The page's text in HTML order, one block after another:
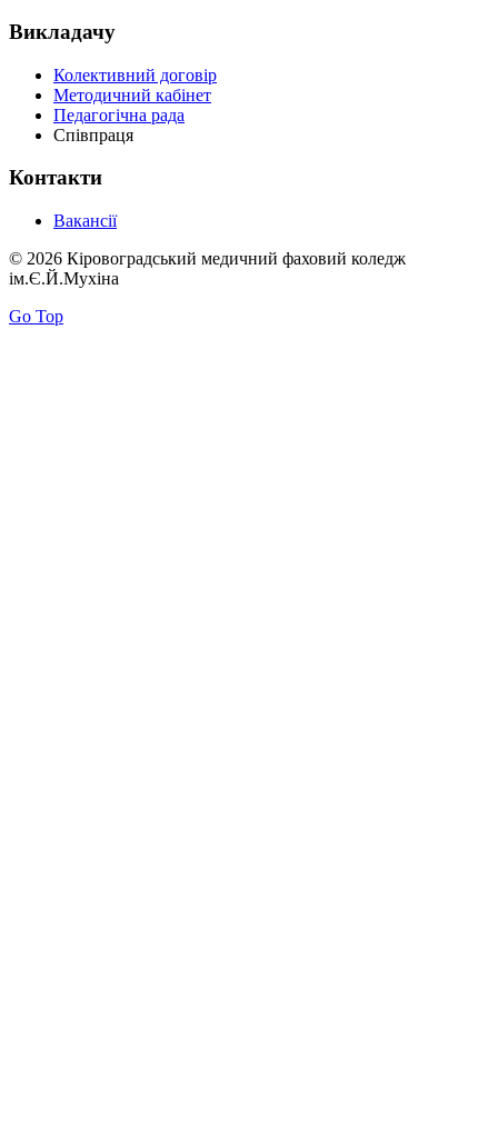
Викладачу
Колективний договір
Методичний кабінет
Педагогічна рада
Співпраця
Контакти
Вакансії
© 2026 Кіровоградський медичний фаховий коледж
ім.Є.Й.Мухіна
Go Top